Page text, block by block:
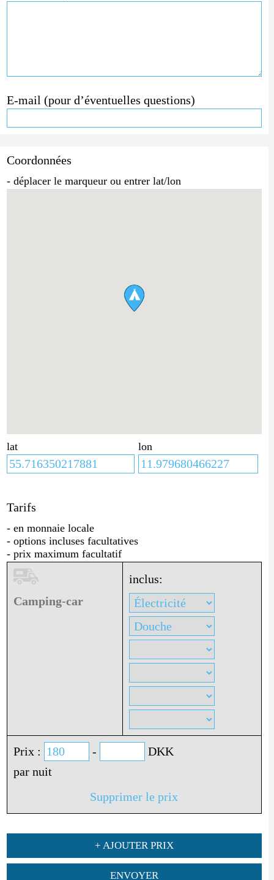
E-mail (pour d’éventuelles questions)
Coordonnées
- déplacer le marqueur ou entrer lat/lon
lat lon
Tarifs
- en monnaie locale
- options incluses facultatives
- prix maximum facultatif
Camping-car
inclus:
Prix : -
DKK
par nuit
Supprimer le prix
+ AJOUTER PRIX
ENVOYER